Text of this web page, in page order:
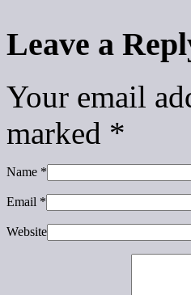
Leave a
Your email
marked *
Name *
Email *
Website